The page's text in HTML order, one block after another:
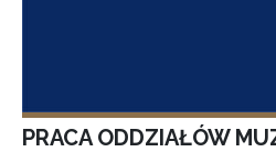
PRACA ODDZIAŁÓW